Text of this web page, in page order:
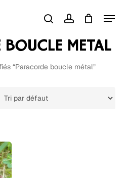
searchaccount
Menu
Close
BOUCLE MÉTAL
“Paracorde boucle métal”
Close